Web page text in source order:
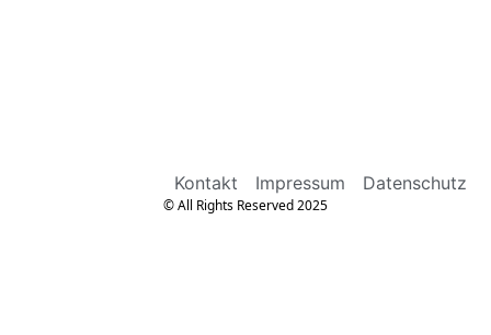
Kontakt Impressum Datenschutz
© All Rights Reserved 2025